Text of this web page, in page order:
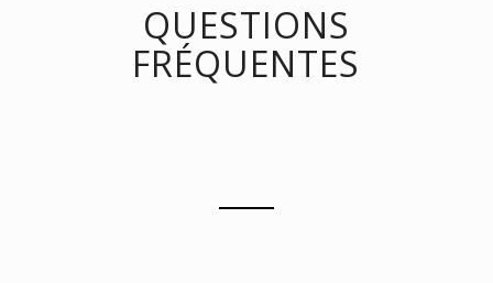
QUESTIONS
FRÉQUENTES